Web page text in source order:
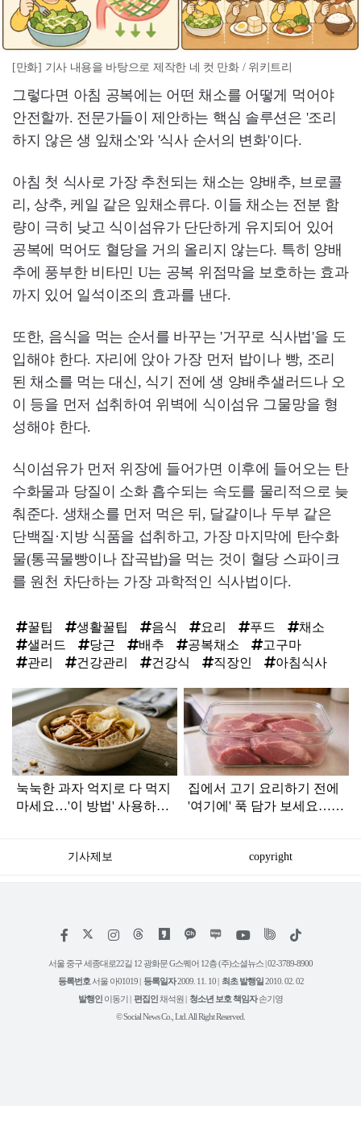
[만화] 기사 내용을 바탕으로 제작한 네 컷 만화 / 위키트리
그렇다면 아침 공복에는 어떤 채소를 어떻게 먹어야
안전할까. 전문가들이 제안하는 핵심 솔루션은 '조리
하지 않은 생 잎채소'와 '식사 순서의 변화'이다.
아침 첫 식사로 가장 추천되는 채소는 양배추, 브로콜
리, 상추, 케일 같은 잎채소류다. 이들 채소는 전분 함
량이 극히 낮고 식이섬유가 단단하게 유지되어 있어
공복에 먹어도 혈당을 거의 올리지 않는다. 특히 양배
추에 풍부한 비타민 U는 공복 위점막을 보호하는 효과
까지 있어 일석이조의 효과를 낸다.
또한, 음식을 먹는 순서를 바꾸는 '거꾸로 식사법'을 도
입해야 한다. 자리에 앉아 가장 먼저 밥이나 빵, 조리
된 채소를 먹는 대신, 식기 전에 생 양배추샐러드나 오
이 등을 먼저 섭취하여 위벽에 식이섬유 그물망을 형
성해야 한다.
식이섬유가 먼저 위장에 들어가면 이후에 들어오는 탄
수화물과 당질이 소화 흡수되는 속도를 물리적으로 늦
춰준다. 생채소를 먼저 먹은 뒤, 달걀이나 두부 같은
단백질·지방 식품을 섭취하고, 가장 마지막에 탄수화
물(통곡물빵이나 잡곡밥)을 먹는 것이 혈당 스파이크
를 원천 차단하는 가장 과학적인 식사법이다.
꿀팁 생활꿀팁 음식 요리 푸드
채소
샐러드
당근 배추 공복채소
고구마
관리
건강관리 건강식 직장인 아침식사
탑
라
인
눅눅한 과자 억지로 다 먹지
마세요…'이 방법' 사용하면
집에서 고기 요리하기 전에
'여기에' 푹 담가 보세요…가
기사제보 copyright
페
스
인
타
램
위
트
유
튜
틱
서울 중구 세종대로22길 12 광화문 G스퀘어 12층 (주)소셜뉴스 | 02-3789-8900
등록번호 서울 아01019 | 등록일자2009. 11. 10 | 최초 발행일2010. 02. 02
발행인 이동기 | 편집인채석원 | 청소년 보호 책임자손기영
© Social News Co., Ltd. All Right Reserved.